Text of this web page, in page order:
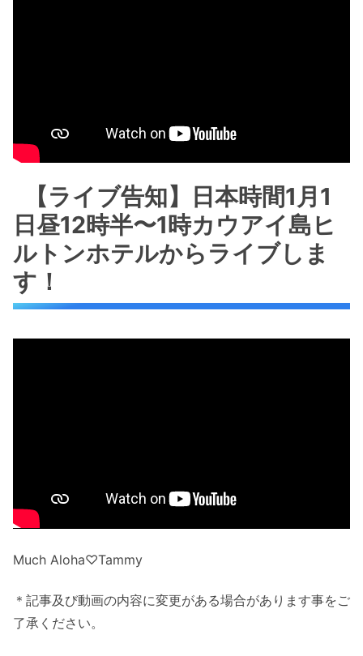
【ライブ告知】日本時間1月1
日昼12時半〜1時カウアイ島ヒ
ルトンホテルからライブしま
す！
Much Aloha♡Tammy
＊記事及び動画の内容に変更がある場合があります事をご
了承ください。